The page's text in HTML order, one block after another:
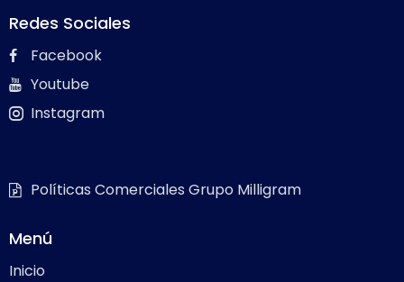
Redes Sociales
Facebook
Youtube
Instagram
Políticas Comerciales Grupo Milligram
Menú
Inicio